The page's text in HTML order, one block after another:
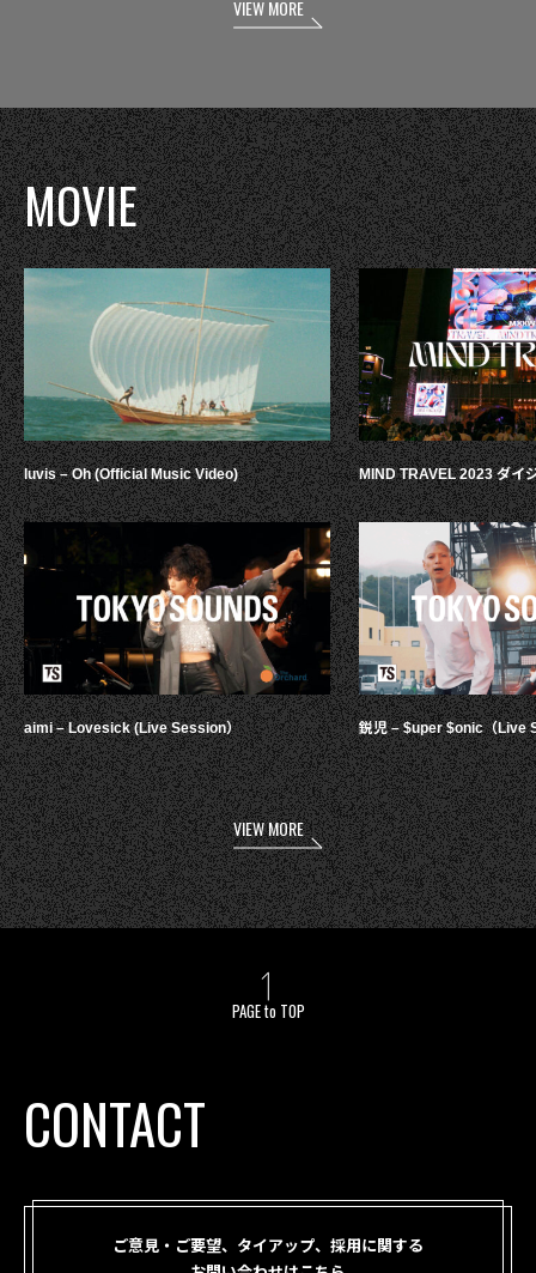
VIEW MORE
MOVIE
luvis – Oh (Official Music Video)
aimi – Lovesick (Live Session）
MIND TRAVEL 2023 ダイ
鋭児 – $uper $onic（Live
VIEW MORE
PAGE to TOP
CONTACT
ご意見・ご要望、タイアップ、採用に関する